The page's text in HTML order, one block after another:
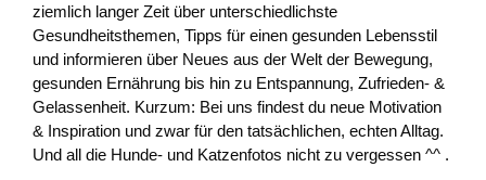
ziemlich langer Zeit über unterschiedlichste
Gesundheitsthemen, Tipps für einen gesunden Lebensstil
und informieren über Neues aus der Welt der Bewegung,
gesunden Ernährung bis hin zu Entspannung, Zufrieden- &
Gelassenheit. Kurzum: Bei uns findest du neue Motivation
& Inspiration und zwar für den tatsächlichen, echten Alltag.
Und all die Hunde- und Katzenfotos nicht zu vergessen ^^ .